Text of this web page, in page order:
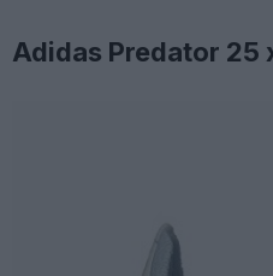
Adidas Predator 25